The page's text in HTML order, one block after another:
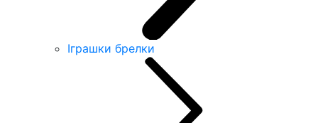
Іграшки брелки